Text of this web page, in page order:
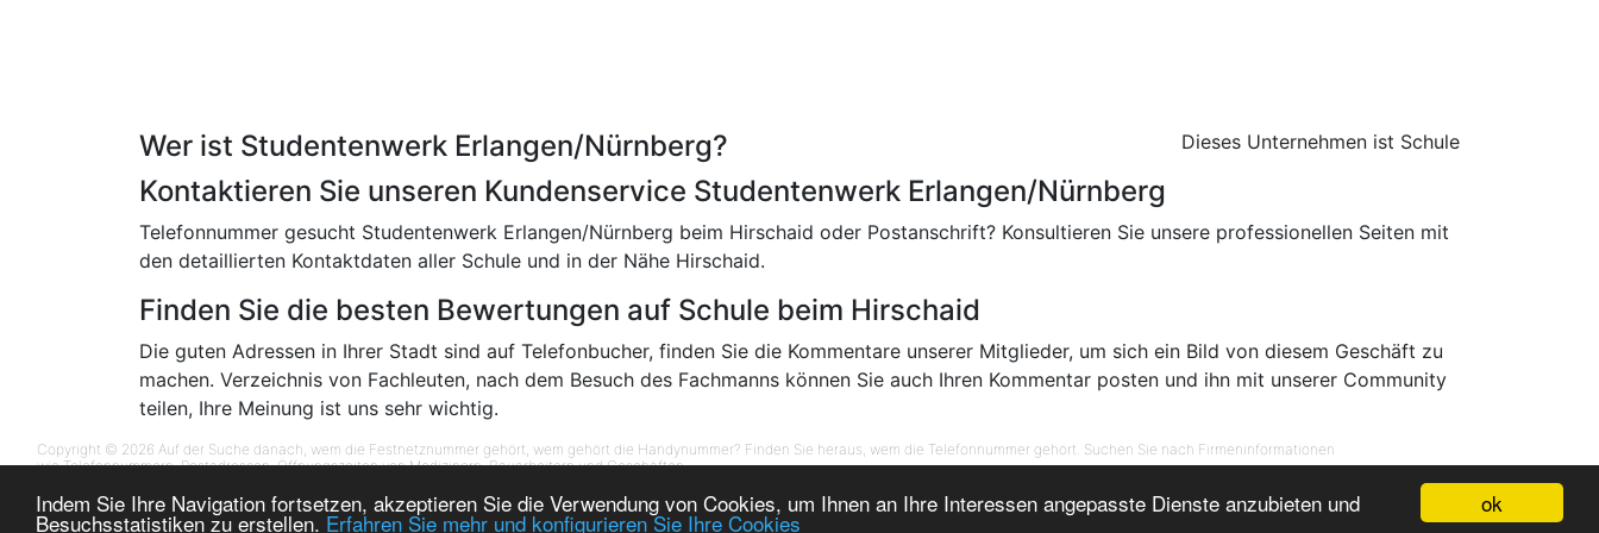
ok
Indem Sie Ihre Navigation fortsetzen, akzeptieren Sie die Verwendung von Cookies, um Ihnen an Ihre Interessen angepasste Dienste anzubieten und
Besuchsstatistiken zu erstellen. Erfahren Sie mehr und konfigurieren Sie Ihre Cookies
Wer ist Studentenwerk Erlangen/Nürnberg? Dieses Unternehmen ist Schule
Kontaktieren Sie unseren Kundenservice Studentenwerk Erlangen/Nürnberg
Telefonnummer gesucht Studentenwerk Erlangen/Nürnberg beim Hirschaid oder Postanschrift? Konsultieren Sie unsere professionellen Seiten mit
den detaillierten Kontaktdaten aller Schule und in der Nähe Hirschaid.
Finden Sie die besten Bewertungen auf Schule beim Hirschaid
Die guten Adressen in Ihrer Stadt sind auf Telefonbucher, finden Sie die Kommentare unserer Mitglieder, um sich ein Bild von diesem Geschäft zu
machen. Verzeichnis von Fachleuten, nach dem Besuch des Fachmanns können Sie auch Ihren Kommentar posten und ihn mit unserer Community
teilen, Ihre Meinung ist uns sehr wichtig.
Copyright © 2026 Auf der Suche danach, wem die Festnetznummer gehört, wem gehört die Handynummer? Finden Sie heraus, wem die Telefonnummer gehört. Suchen Sie nach Firmeninformationen
wie Telefonnummern, Postadressen, Öffnungszeiten von Medizinern, Bauarbeitern und Geschäften...
Kontakt-Rechtliche Hinweise-Annuaire téléphonique-Annuaire- Annuaire Suisse-Annuaire Belgique-Elenco telefonico-Horas empresas-Annuaire Maroc-Telefonbuch-Horaires entreprise-
Annuaire inversé-Annuaire inversé Belgique-Numero fono-Annuaire inversé Canada-Annuaire inversé Suisse-Annuaire inversé Maroc